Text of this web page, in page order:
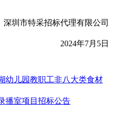
深圳市特采招标代理有限公司
2024年7月 5日
幼儿园教职工非八大类食材
播室项目招标公告